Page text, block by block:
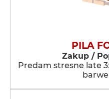
PILA
Zakup /
Predam stresne late